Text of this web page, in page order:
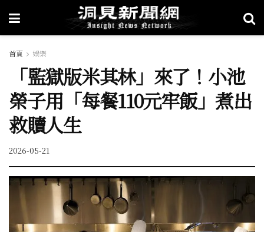
首頁 娛樂
「監獄版米其林」來了！小池
榮子用「每餐110元牢飯」煮出
救贖人生
2026-05-21